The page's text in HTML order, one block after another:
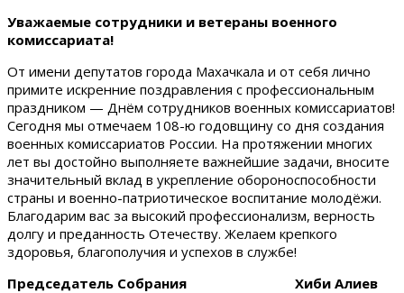
Уважаемые сотрудники и ветераны военного
комиссариата!
От имени депутатов города Махачкала и от себя лично
примите искренние поздравления с профессиональным
праздником — Днём сотрудников военных комиссариатов!
Сегодня мы отмечаем 108-ю годовщину со дня создания
военных комиссариатов России. На протяжении многих
лет вы достойно выполняете важнейшие задачи, вносите
значительный вклад в укрепление обороноспособности
страны и военно-патриотическое воспитание молодёжи.
Благодарим вас за высокий профессионализм, верность
долгу и преданность Отечеству. Желаем крепкого
здоровья, благополучия и успехов в службе!
Председатель Собрания Хиби Алиев